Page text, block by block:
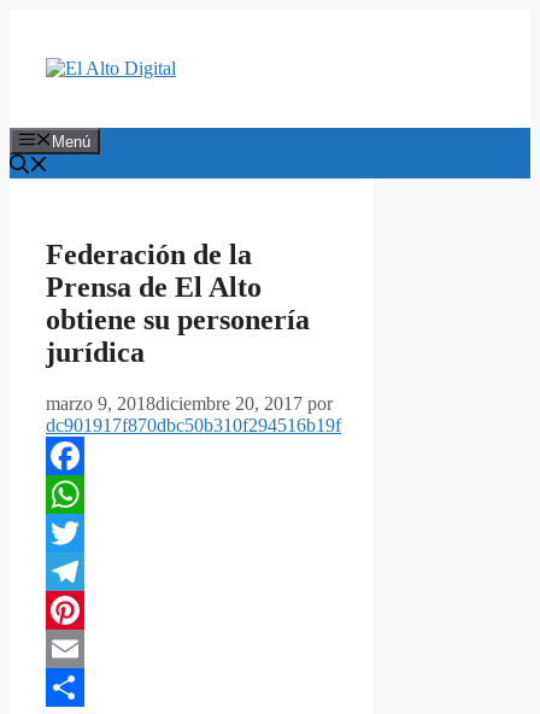
contenido
Menú
Federación de la
Prensa de El Alto
obtiene su personería
jurídica
marzo 9, 2018diciembre 20, 2017 por
dc901917f870dbc50b310f294516b19f
Facebook
WhatsApp
Twitter
Telegram
Pinterest
Email